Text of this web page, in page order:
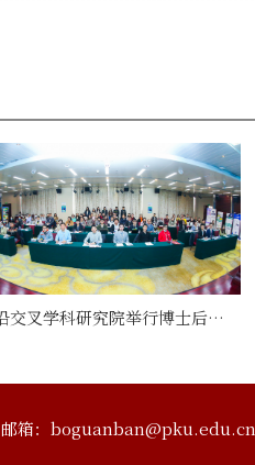
前沿交叉学科研究院举行博士后论坛
邮箱：boguanban@pku.edu.cn